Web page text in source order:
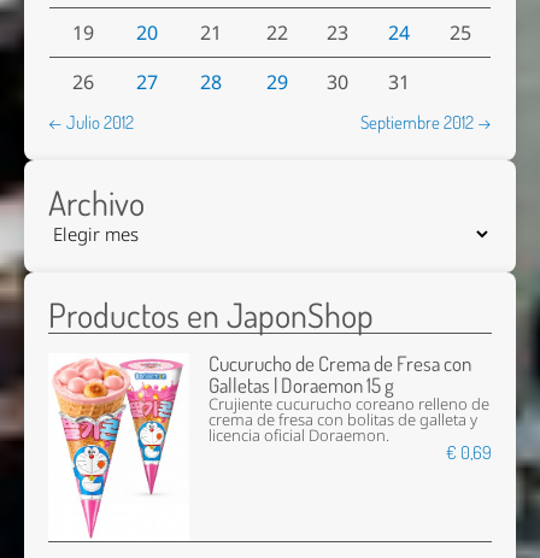
19
20 21 22 23 24
25
26
27 28 29 30 31
← Julio 2012 Septiembre 2012 →
Archivo
Productos en JaponShop
Cucurucho de Crema de Fresa con
Galletas | Doraemon 15 g
Crujiente cucurucho coreano relleno de
crema de fresa con bolitas de galleta y
licencia oficial Doraemon.
€ 0,69